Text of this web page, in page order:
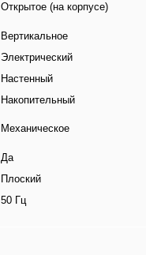
Открытое (на корпусе)
Вертикальное
Электрический
Настенный
Накопительный
Механическое
Да
Плоский
50 Гц